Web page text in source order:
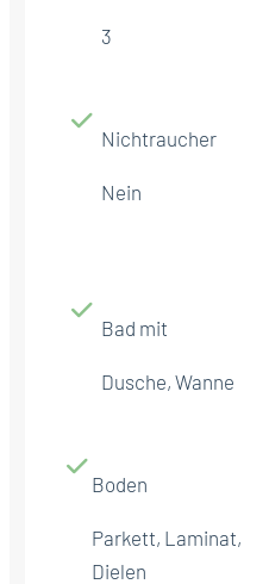
3
Nichtraucher
Nein
Bad mit
Dusche, Wanne
Boden
Parkett, Laminat,
Dielen